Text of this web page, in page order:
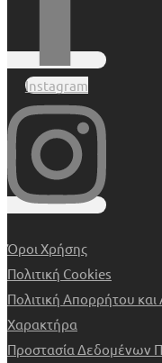
Instagram
Όροι Χρήσης
Πολιτική Cookies
Πολιτική Απορρήτου
Χαρακτήρα
Προστασία Δεδομένων